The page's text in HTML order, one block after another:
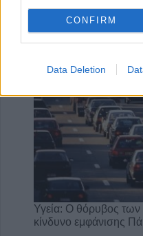
CONFIRM
Data Deletion
24 Ιουλίου 2026, 10:19
Υγεία: Ο θόρυβος των
κίνδυνο εμφάνισης